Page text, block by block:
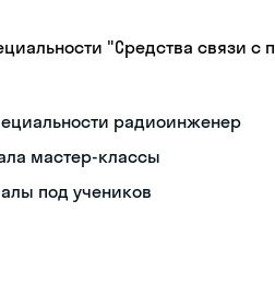
"Средства связи
радиоинженер
мастер-классы
под учеников